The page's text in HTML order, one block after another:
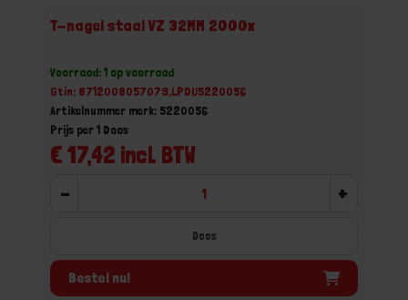
T-nagel staal VZ 32MM 2000x
Voorraad: 1 op voorraad
Gtin: 8712008057079,LPDU5220056
Artikelnummer merk: 5220056
€ 17,42 incl. BTW
Prijs per 1 Doos
- +
Doos
Bestel nu!